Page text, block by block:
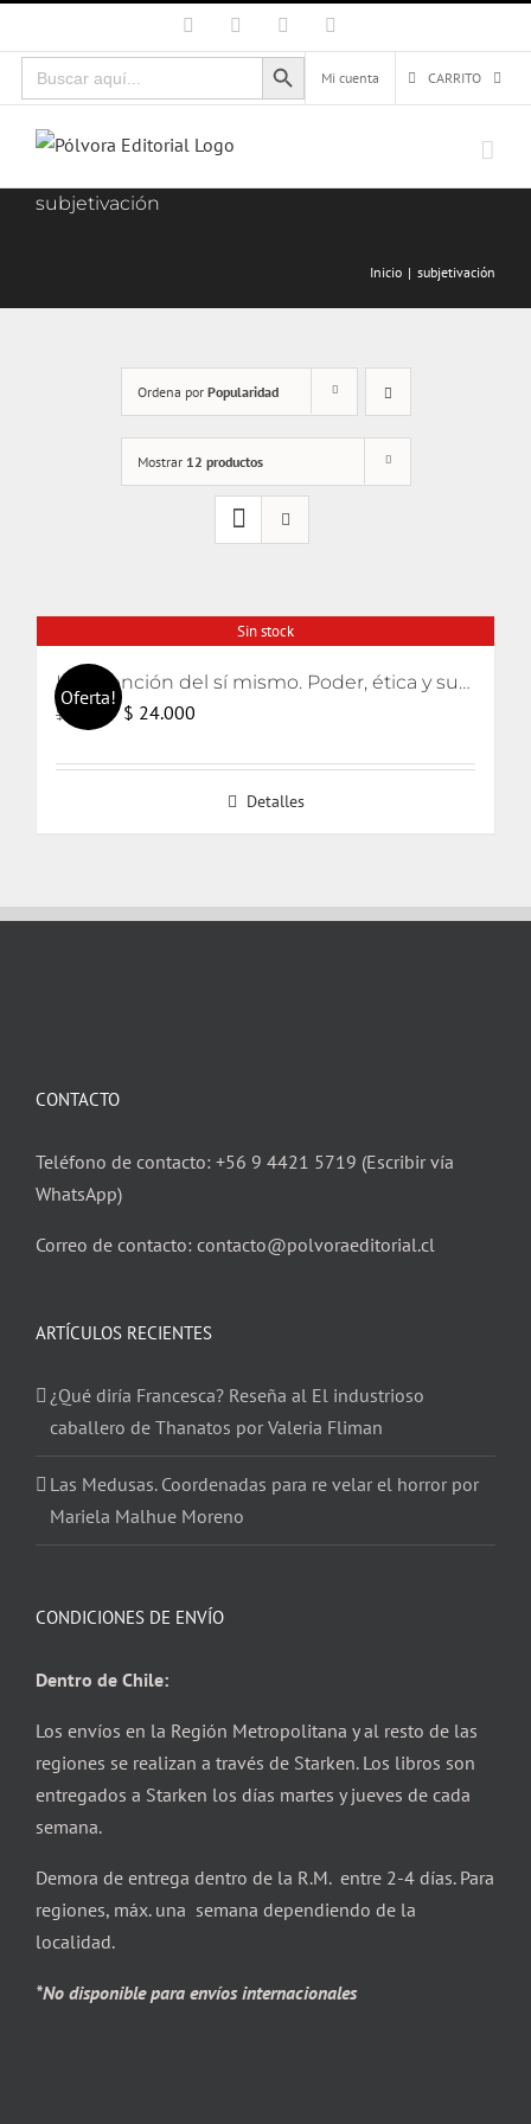
al
contenido
Facebook Instagram
Buscar:
Botón de búsqueda
Mi cuenta
CARRITO
subjetivación
Inicio subjetivación
Ordena por Popularidad
Mostrar 12 productos
Sin stock
Oferta!
La invención del sí mismo. Poder, ética y subjetivación
$
El
original
$ 24.000
actual
Detalles
CONTACTO
Teléfono de contacto: +56 9 4421 5719 (Escribir vía
WhatsApp)
Correo de contacto: contacto@polvoraeditorial.cl
ARTÍCULOS RECIENTES
¿Qué diría Francesca? Reseña al El industrioso
caballero de Thanatos por Valeria Fliman
Las Medusas. Coordenadas para re velar el horror por
Mariela Malhue Moreno
CONDICIONES DE ENVÍO
Dentro de Chile:
Los envíos en la Región Metropolitana y al resto de las
regiones se realizan a través de Starken. Los libros son
entregados a Starken los días martes y jueves de cada
semana.
Demora de entrega dentro de la R.M. entre 2-4 días. Para
regiones, máx. una semana dependiendo de la
localidad.
*No disponible para envíos internacionales